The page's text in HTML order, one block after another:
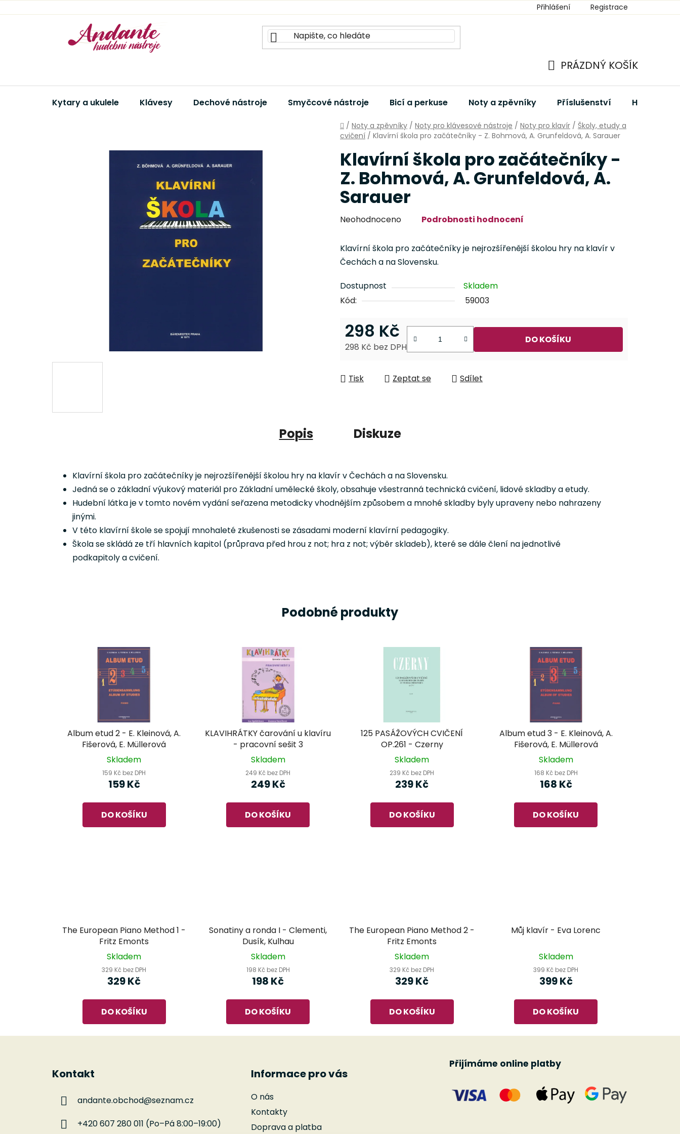
na
Přihlášení Registrace
KOŠÍK
PRÁZDNÝ KOŠÍK
Kytary a ukulele Klávesy Dechové nástroje Smyčcové nástroje Bicí a perkuse Noty a zpěvníky Příslušenství Hudební
Domů
/ Noty a zpěvníky / Noty pro klávesové nástroje / Noty pro klavír / Školy, etudy a
cvičení / Klavírní škola pro začátečníky - Z. Bohmová, A. Grunfeldová, A. Sarauer
Klavírní škola pro začátečníky -
Z. Bohmová, A. Grunfeldová, A.
Sarauer
Průměrné
produktu
je
z
5
Neohodnoceno Podrobnosti hodnocení
Klavírní škola pro začátečníky je nejrozšířenější školou hry na klavír v
Čechách a na Slovensku.
Dostupnost
Skladem
Kód:
59003
298 Kč
298 Kč bez DPH
DO KOŠÍKU
Tisk Zeptat se Sdílet
Popis Diskuze
Klavírní škola pro začátečníky je nejrozšířenější školou hry na klavír v Čechách a na Slovensku.
Jedná se o základní výukový materiál pro Základní umělecké školy, obsahuje všestranná technická cvičení, lidové skladby a etudy.
Hudební látka je v tomto novém vydání seřazena metodicky vhodnějším způsobem a mnohé skladby byly upraveny nebo nahrazeny
jinými.
V této klavírní škole se spojují mnohaleté zkušenosti se zásadami moderní klavírní pedagogiky.
Škola se skládá ze tří hlavních kapitol (průprava před hrou z not; hra z not; výběr skladeb), které se dále člení na jednotlivé
podkapitoly a cvičení.
Podobné produkty
Album etud 2 - E. Kleinová, A.
Fišerová, E. Müllerová
Skladem
159 Kč bez DPH
159 Kč
DO KOŠÍKU
KLAVIHRÁTKY čarování u klavíru
- pracovní sešit 3
Skladem
249 Kč bez DPH
249 Kč
DO KOŠÍKU
125 PASÁŽOVÝCH CVIČENÍ
OP.261 - Czerny
Skladem
239 Kč bez DPH
239 Kč
DO KOŠÍKU
Album etud 3 - E. Kleinová, A.
Fišerová, E. Müllerová
Skladem
168 Kč bez DPH
168 Kč
DO KOŠÍKU
The European Piano Method 1 -
Fritz Emonts
Skladem
329 Kč bez DPH
329 Kč
DO KOŠÍKU
Sonatiny a ronda I - Clementi,
Dusík, Kulhau
Skladem
198 Kč bez DPH
198 Kč
DO KOŠÍKU
The European Piano Method 2 -
Fritz Emonts
Skladem
329 Kč bez DPH
329 Kč
DO KOŠÍKU
Můj klavír - Eva Lorenc
Skladem
399 Kč bez DPH
399 Kč
DO KOŠÍKU
Kontakt
andante.obchod@seznam.cz
+420 607 280 011 (Po–Pá 8:00–19:00)
Informace pro vás
O nás
Kontakty
Doprava a platba
Přijímáme online platby